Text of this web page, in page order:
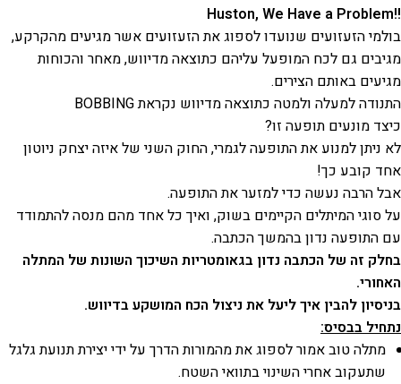
!!Huston, We Have a Problem
בולמי הזעזועים שנועדו לספוג את הזעזועים אשר מגיעים מהקרקע,
מגיבים גם לכח המופעל עליהם כתוצאה מדיווש, מאחר והכוחות
מגיעים באותם הצירים.
התנודה למעלה ולמטה כתוצאה מדיווש נקראת BOBBING
כיצד מונעים תופעה זו?
לא ניתן למנוע את התופעה לגמרי, החוק השני של איזה יצחק ניוטון
אחד קובע כך!
אבל הרבה נעשה כדי למזער את התופעה.
על סוגי המיתלים הקיימים בשוק, ואיך כל אחד מהם מנסה להתמודד
עם התופעה נדון בהמשך הכתבה.
בחלק זה של הכתבה נדון בגאומטריות השיכוך השונות של המתלה
האחורי.
בניסיון להבין איך ליעל את ניצול הכח המושקע בדיווש.
נתחיל בבסיס:
מתלה טוב אמור לספוג את מהמורות הדרך על ידי יצירת תנועת גלגל
שתעקוב אחרי השינוי בתוואי השטח.